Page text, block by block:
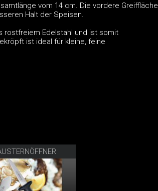
vom 14 cm. Die vordere Greiffläche
Halt der Speisen.
Edelstahl und ist somit
ist ideal für kleine, feine